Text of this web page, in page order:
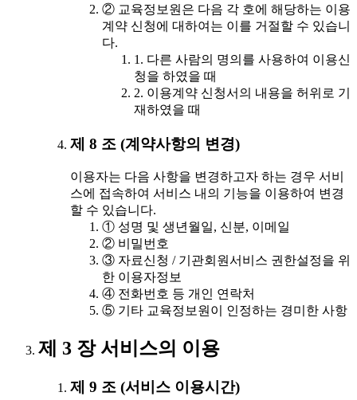
② 교육정보원은 다음 각 호에 해당하는 이용
계약 신청에 대하여는 이를 거절할 수 있습니
다.
1. 다른 사람의 명의를 사용하여 이용신
청을 하였을 때
2. 이용계약 신청서의 내용을 허위로 기
재하였을 때
제 8 조 (계약사항의 변경)
이용자는 다음 사항을 변경하고자 하는 경우 서비
스에 접속하여 서비스 내의 기능을 이용하여 변경
할 수 있습니다.
① 성명 및 생년월일, 신분, 이메일
② 비밀번호
③ 자료신청 / 기관회원서비스 권한설정을 위
한 이용자정보
④ 전화번호 등 개인 연락처
⑤ 기타 교육정보원이 인정하는 경미한 사항
제 3 장 서비스의 이용
제 9 조 (서비스 이용시간)